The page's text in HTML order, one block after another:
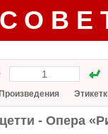
Произведения
‐ Опера